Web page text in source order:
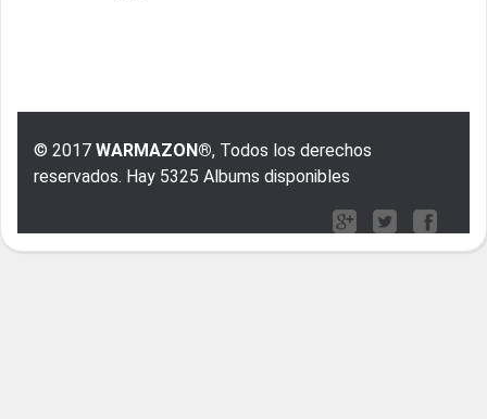
© 2017 WARMAZON®, Todos los derechos
reservados. Hay 5325 Albums disponibles